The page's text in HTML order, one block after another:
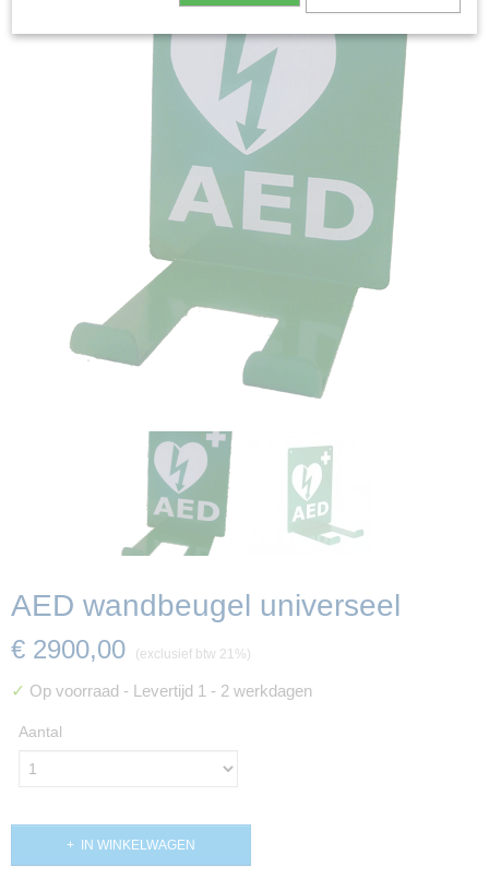
AED wandbeugel universeel
€ 2900,00 (exclusief btw 21%)
✓ Op voorraad - Levertijd 1 - 2 werkdagen
Aantal
IN WINKELWAGEN